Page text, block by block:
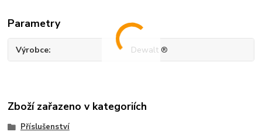
Parametry
Výrobce Dewalt ®
Zboží zařazeno v kategoriích
Příslušenství